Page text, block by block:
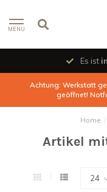
MENU
Es ist
Achtung: Werkstatt
geöffnet!
Home /
Artikel